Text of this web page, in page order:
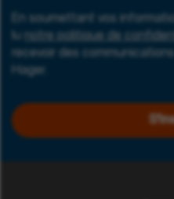
En soumettant vos
lu
notre politique de
recevoir des
Hager.